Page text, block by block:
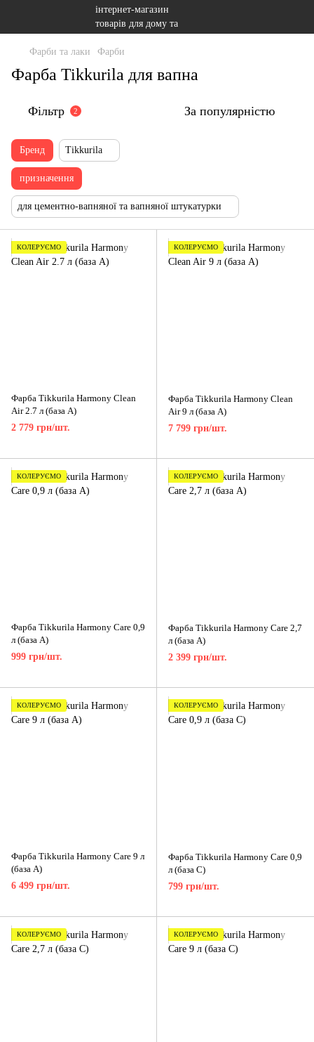
Фарби та лаки Фарби
Фарба Tikkurila для вапна
Фільтр 2 За популярністю
Бренд Tikkurila
призначення
для цементно-вапняної та вапняної штукатурки
КОЛЕРУЄМО
Фарба Tikkurila Harmony Clean
Air 2.7 л (база A)
2 779 грн/шт.
КОЛЕРУЄМО
Фарба Tikkurila Harmony Clean
Air 9 л (база A)
7 799 грн/шт.
КОЛЕРУЄМО
Фарба Tikkurila Harmony Care 0,9
л (база A)
999 грн/шт.
КОЛЕРУЄМО
Фарба Tikkurila Harmony Care 2,7
л (база A)
2 399 грн/шт.
КОЛЕРУЄМО
Фарба Tikkurila Harmony Care 9 л
(база A)
6 499 грн/шт.
КОЛЕРУЄМО
Фарба Tikkurila Harmony Care 0,9
л (база С)
799 грн/шт.
КОЛЕРУЄМО КОЛЕРУЄМО